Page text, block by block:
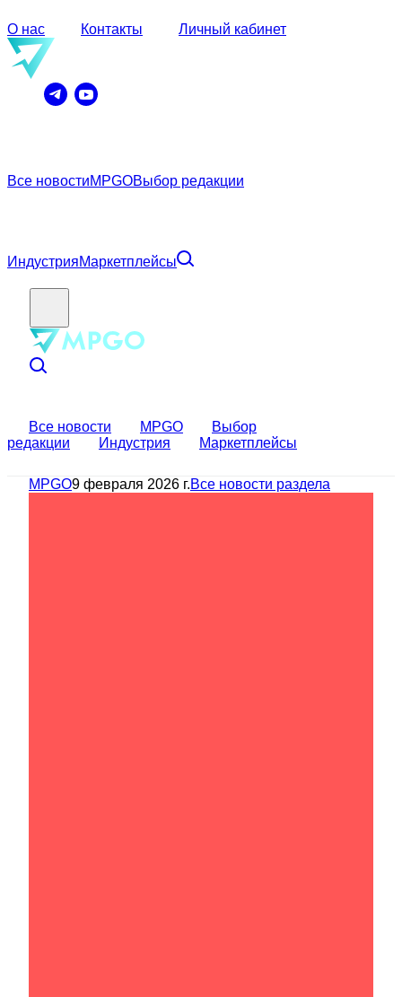
О нас Контакты Личный кабинет
Все новостиMPGOВыбор редакции
ИндустрияМаркетплейсы
Все новости MPGO
Выбор
редакции
Индустрия Маркетплейсы
MPGO9 февраля 2026 г.Все новости раздела